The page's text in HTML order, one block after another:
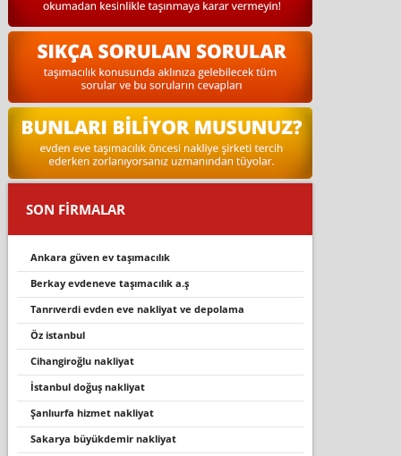
SON FİRMALAR
ankara güven ev taşımacılık
berkay evdeneve taşımacılık a.ş
tanrıverdi evden eve nakliyat ve depolama
öz i̇stanbul
cihangiroğlu nakliyat
i̇stanbul doğuş nakliyat
şanlıurfa hizmet nakliyat
sakarya büyükdemir nakliyat